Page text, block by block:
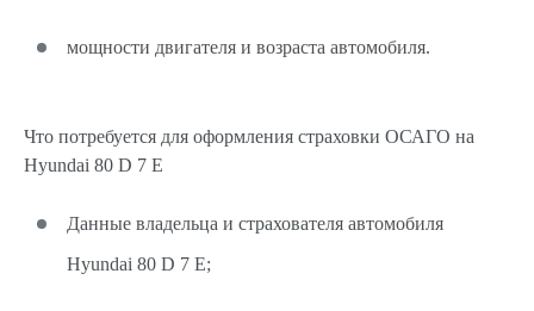
мощности двигателя и возраста автомобиля.
Что потребуется для оформления страховки ОСАГО на
Hyundai 80 D 7 E
Данные владельца и страхователя автомобиля
Hyundai 80 D 7 E;